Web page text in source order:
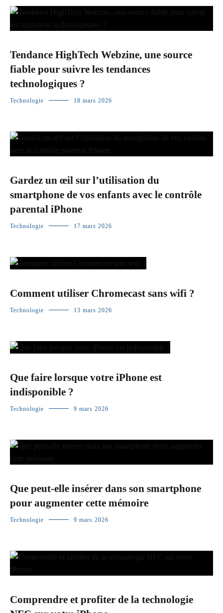
Tendance HighTech Webzine, une source
fiable pour suivre les tendances
technologiques ?
Technologie 18 mars 2026
Gardez un œil sur l’utilisation du
smartphone de vos enfants avec le contrôle
parental iPhone
Technologie 17 mars 2026
Comment utiliser Chromecast sans wifi ?
Technologie 13 mars 2026
Que faire lorsque votre iPhone est
indisponible ?
Technologie 9 mars 2026
Que peut-elle insérer dans son smartphone
pour augmenter cette mémoire
Technologie 9 mars 2026
Comprendre et profiter de la technologie